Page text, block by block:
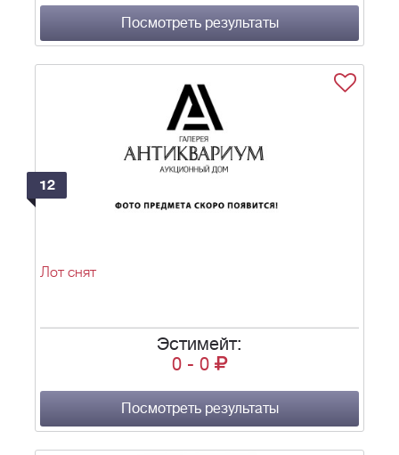
Посмотреть результаты
12
Лот снят
Эстимейт:
0 - 0
Посмотреть результаты